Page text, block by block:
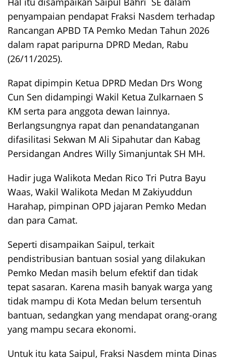
penyampaian pendapat Fraksi Nasdem terhadap
Rancangan APBD TA Pemko Medan Tahun 2026
dalam rapat paripurna DPRD Medan, Rabu
(26/11/2025).
Rapat dipimpin Ketua DPRD Medan Drs Wong
Cun Sen didampingi Wakil Ketua Zulkarnaen S
KM serta para anggota dewan lainnya.
Berlangsungnya rapat dan penandatanganan
difasilitasi Sekwan M Ali Sipahutar dan Kabag
Persidangan Andres Willy Simanjuntak SH MH.
Hadir juga Walikota Medan Rico Tri Putra Bayu
Waas, Wakil Walikota Medan M Zakiyuddun
Harahap, pimpinan OPD jajaran Pemko Medan
dan para Camat.
Seperti disampaikan Saipul, terkait
pendistribusian bantuan sosial yang dilakukan
Pemko Medan masih belum efektif dan tidak
tepat sasaran. Karena masih banyak warga yang
tidak mampu di Kota Medan belum tersentuh
bantuan, sedangkan yang mendapat orang-orang
yang mampu secara ekonomi.
Untuk itu kata Saipul, Fraksi Nasdem minta Dinas